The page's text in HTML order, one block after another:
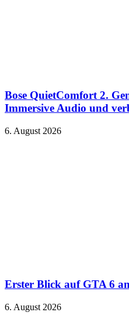
Bose QuietComfort 2.
Immersive Audio und
6. August 2026
Erster Blick auf GTA 6
6. August 2026